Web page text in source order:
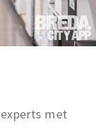
met